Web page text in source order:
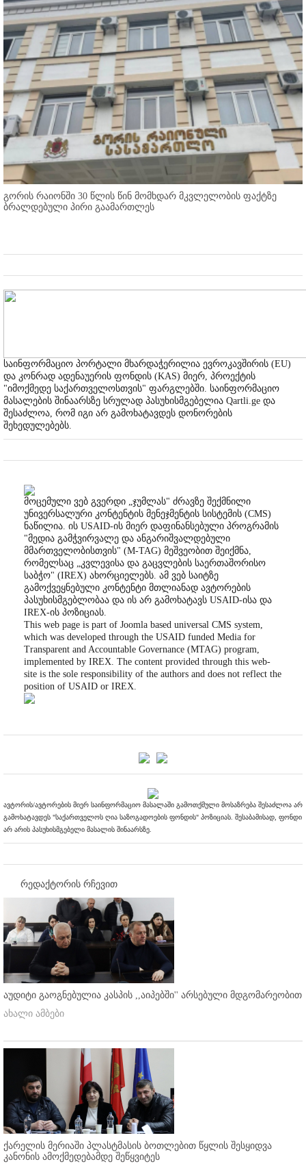
გორის რაიონში 30 წლის წინ მომხდარ მკვლელობის ფაქტზე
ბრალდებული პირი გაამართლეს
საინფორმაციო პორტალი მხარდაჭერილია ევროკავშირის (EU)
და კონრად ადენაუერის ფონდის (KAS) მიერ, პროექტის
"იმოქმედე საქართველოსთვის" ფარგლებში. საინფორმაციო
მასალების შინაარსზე სრულად პასუხისმგებელია Qartli.ge და
შესაძლოა, რომ იგი არ გამოხატავდეს დონორების
შეხედულებებს.
მოცემული ვებ გვერდი „ჯუმლას" ძრავზე შექმნილი
უნივერსალური კონტენტის მენეჯმენტის სისტემის (CMS)
ნაწილია. ის USAID-ის მიერ დაფინანსებული პროგრამის
"მედია გამჭვირვალე და ანგარიშვალდებული
მმართველობისთვის" (M-TAG) მეშვეობით შეიქმნა,
რომელსაც „კვლევისა და გაცვლების საერთაშორისო
საბჭო" (IREX) ახორციელებს. ამ ვებ საიტზე
გამოქვეყნებული კონტენტი მთლიანად ავტორების
პასუხისმგებლობაა და ის არ გამოხატავს USAID-ისა და
IREX-ის პოზიციას.
This web page is part of Joomla based universal CMS system,
which was developed through the USAID funded Media for
Transparent and Accountable Governance (MTAG) program,
implemented by IREX. The content provided through this web-
site is the sole responsibility of the authors and does not reflect the
position of USAID or IREX.
ავტორის/ავტორების მიერ საინფორმაციო მასალაში გამოთქმული მოსაზრება შესაძლოა არ
გამოხატავდეს "საქართველოს ღია საზოგადოების ფონდის" პოზიციას. შესაბამისად, ფონდი
არ არის პასუხისმგებელი მასალის შინაარსზე.
რედაქტორის რჩევით
აუდიტი გაოგნებულია კასპის ,,აიპებში'' არსებული მდგომარეობით
ახალი ამბები
ქარელის მერიაში პლასტმასის ბოთლებით წყლის შესყიდვა
კანონის ამოქმედებამდე შეწყვიტეს